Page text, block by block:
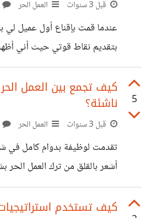
أكثر يجب أن يكون نقده أدق
قبولًا. توصلت لاحتمال واحد
فقط، لا أن يُصلحنا. وكأن النقد
قبل 3 سنوات العمل الحر
عندما قمت بإقناع أول عميل لي
بتقديم نقاط قوتي حيث أني
مجال كتابة المحتوى وأنني
له أمثلة على محتوى سابق قد
وكذلك أكدت أنني أعطي أولوية
دائمًا لإنتاج محتوى متميز.
الجمل واستخدام كلمات دقيقة.
5
كيف تجمع بين العمل
ناشئة؟
قبل 3 سنوات العمل الحر
تقدمت لوظيفة بدوام كامل في
أشعر بالقلق من ترك العمل
عملائي وما بنيته في سنوات،
تفشل. تلقيت رسالة قبولكيف تستخدم